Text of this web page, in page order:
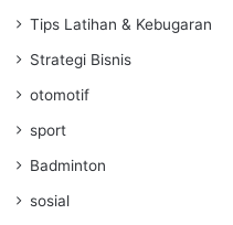
Tips Latihan & Kebugaran
Strategi Bisnis
otomotif
sport
Badminton
sosial